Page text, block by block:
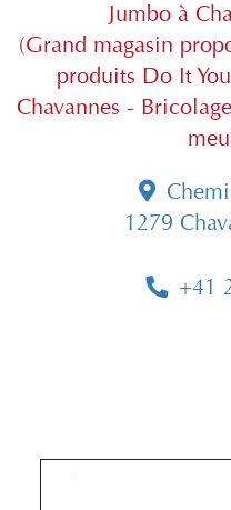
Jumbo à
(Grand magasin
produits Do It
Chavannes -
1279
+41